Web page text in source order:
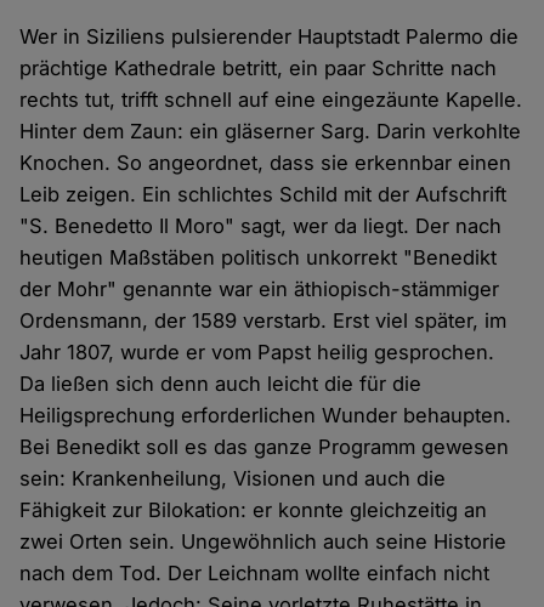
Wer in Siziliens pulsierender Hauptstadt Palermo die
prächtige Kathedrale betritt, ein paar Schritte nach
rechts tut, trifft schnell auf eine eingezäunte Kapelle.
Hinter dem Zaun: ein gläserner Sarg. Darin verkohlte
Knochen. So angeordnet, dass sie erkennbar einen
Leib zeigen. Ein schlichtes Schild mit der Aufschrift
"S. Benedetto Il Moro" sagt, wer da liegt. Der nach
heutigen Maßstäben politisch unkorrekt "Benedikt
der Mohr" genannte war ein äthiopisch-stämmiger
Ordensmann, der 1589 verstarb. Erst viel später, im
Jahr 1807, wurde er vom Papst heilig gesprochen.
Da ließen sich denn auch leicht die für die
Heiligsprechung erforderlichen Wunder behaupten.
Bei Benedikt soll es das ganze Programm gewesen
sein: Krankenheilung, Visionen und auch die
Fähigkeit zur Bilokation: er konnte gleichzeitig an
zwei Orten sein. Ungewöhnlich auch seine Historie
nach dem Tod. Der Leichnam wollte einfach nicht